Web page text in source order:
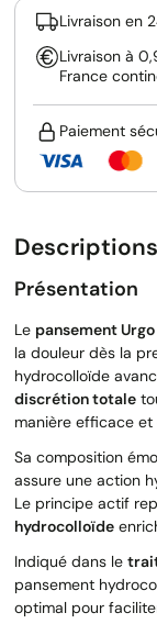
Livraison en
Livraison à
France
Paiement
Présentation
Le pansement
la douleur dès la
hydrocolloïde
discrétion totale
manière efficace
Sa composition
assure une action
Le principe actif
hydrocolloïde
Indiqué dans le
pansement
optimal pour